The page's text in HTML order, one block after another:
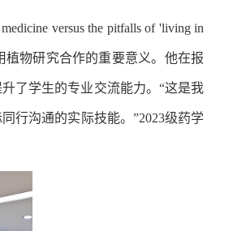
versus the pitfalls of 'living in
植物研究合作的重要意义。他在报
了学生的专业交流能力。“这是我
行沟通的实际技能。”2023级药学